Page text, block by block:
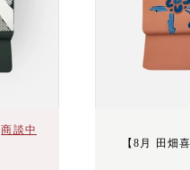
商談中
【8月 田畑